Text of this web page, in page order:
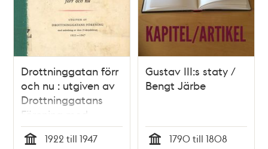
Drottninggatan förr
och nu : utgiven av
Drottninggatans
Förening med
anledning av dess
25-årsjubileum 1922-
1922 till 1947
Gustav III:s staty /
Bengt Järbe
1790 till 1808